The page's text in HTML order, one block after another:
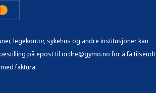
legekontor, sykehus og andre institusjoner kan
på epost til ordre@gymo.no for å få tilsendt
faktura.